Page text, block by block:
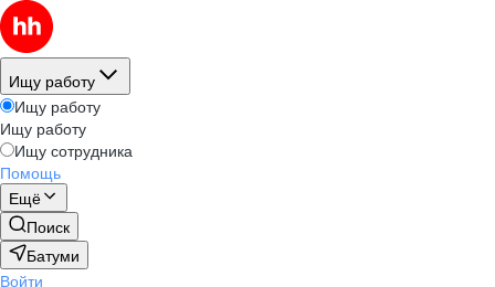
Ищу работу
Ищу работу
Ищу работу
Ищу сотрудника
Помощь
Ещё
Поиск
Батуми
Войти